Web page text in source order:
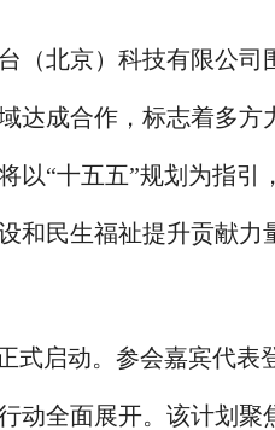
（北京）科技有限公司
达成合作，标志着多方
以“十五五”规划为指引
和民生福祉提升贡献力
式启动。参会嘉宾代表
动全面展开。该计划聚